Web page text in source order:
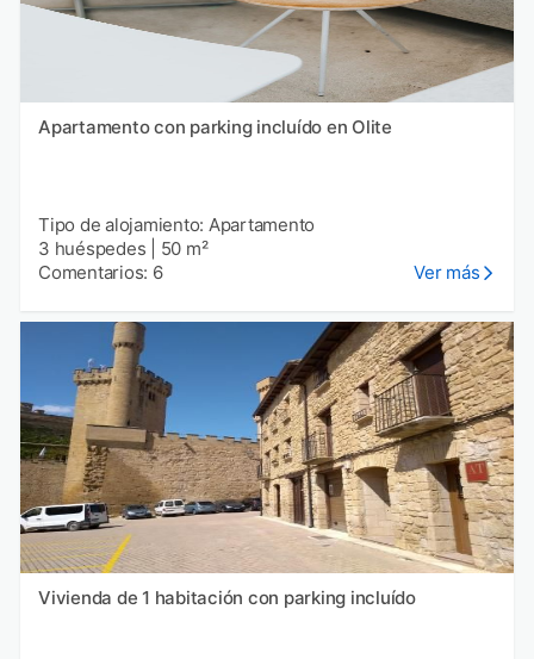
Apartamento con parking incluído en Olite
Tipo de alojamiento: Apartamento
3 huéspedes
50 m²
Comentarios: 6
Ver más
Vivienda de 1 habitación con parking incluído